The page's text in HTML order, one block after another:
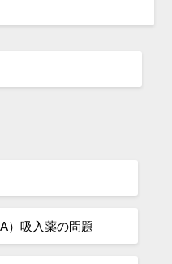
）吸入薬の問題